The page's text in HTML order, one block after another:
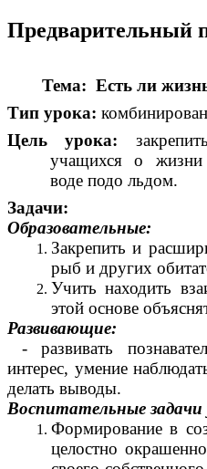
Предварительный
Тема: Есть ли
Тип урока:
Цель урока:
учащихся о
воде подо льдом.
Задачи:
Образовательные:
Закрепить и
рыб и других
Учить находить
этой основе
Развивающие:
- развивать
интерес, умение
делать выводы.
Воспитательные задачи
Формирование в
целостно